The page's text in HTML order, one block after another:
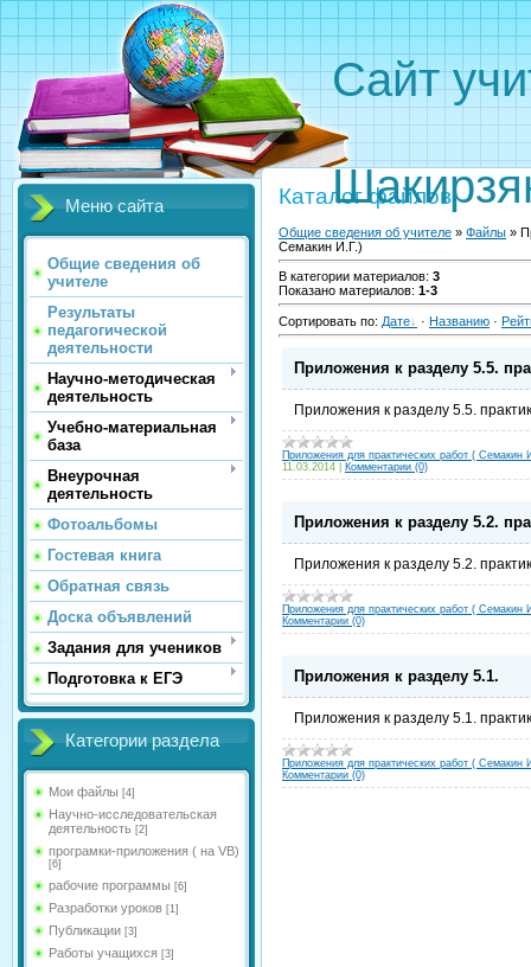
Сайт
Меню сайта
Общие сведения об
учителе
Результаты
педагогической
деятельности
Научно-методическая
деятельность
Учебно-материальная
база
Внеурочная
деятельность
Фотоальбомы
Гостевая книга
Обратная связь
Доска объявлений
Задания для учеников
Подготовка к ЕГЭ
Категории раздела
Мои файлы [4]
Научно-исследовательская
деятельность [2]
програмки-приложения ( на VB)
[6]
рабочие программы [6]
Разработки уроков [1]
Публикации [3]
Работы учащихся [3]
Каталог файлов
Общие сведения об учителе » Файлы »
Семакин И.Г.)
В категории материалов: 3
Показано материалов: 1-3
Сортировать по: Дате · Названию ·
Приложения к разделу 5.5.
Приложения к разделу 5.5.
Приложения для практических работ ( Семакин
11.03.2014
Комментарии (0)
Приложения к разделу 5.2.
Приложения к разделу 5.2.
Приложения для практических работ ( Семакин
Комментарии (0)
Приложения к разделу 5.1.
Приложения к разделу 5.1.
Приложения для практических работ ( Семакин
Комментарии (0)